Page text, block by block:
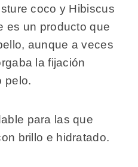
coco y Hibiscus
es un producto que
aunque a veces
la fijación
pelo.
para las que
brillo e hidratado.